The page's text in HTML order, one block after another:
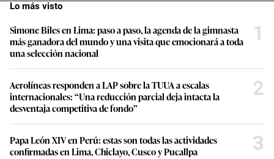
Lo más visto
Simone Biles en Lima: paso a paso, la agenda de la gimnasta
más ganadora del mundo y una visita que emocionará a toda
una selección nacional
1
Aerolíneas responden a LAP sobre la TUUA a escalas
internacionales: “Una reducción parcial deja intacta la
desventaja competitiva de fondo”
2
Papa León XIV en Perú: estas son todas las actividades
confirmadas en Lima, Chiclayo, Cusco y Pucallpa
3